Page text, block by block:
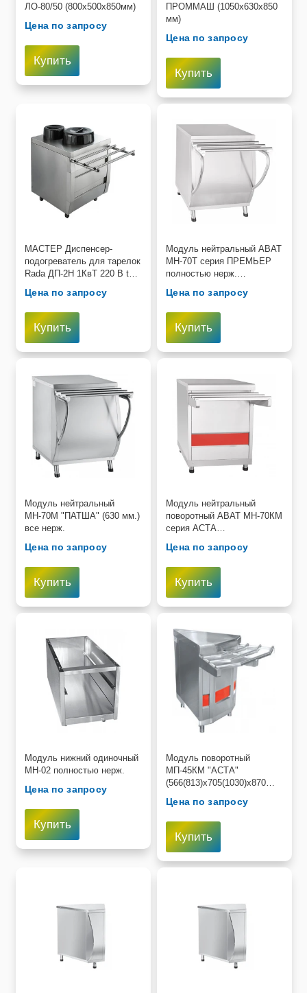
ЛО-80/50 (800х500х850мм)
Цена по запросу
Купить
ПРОММАШ (1050х630х850
мм)
Цена по запросу
Купить
МАСТЕР Диспенсер-
подогреватель для тарелок
Rada ДП-2Н 1КвТ 220 В t
40-50 шт. тарелок) 650 х
705 х 870 мм
Цена по запросу
Купить
Модуль нейтральный ABAT
МН-70Т серия ПРЕМЬЕР
полностью нерж.
Цена по запросу
Купить
Модуль нейтральный
МН-70М "ПАТША" (630 мм.)
все нерж.
Цена по запросу
Купить
Модуль нейтральный
поворотный ABAT МН-70КМ
серия АСТА
полн. нерж.)
Цена по запросу
Купить
Модуль нижний одиночный
МН-02 полностью нерж.
Цена по запросу
Купить
Модуль поворотный
МП-45КМ "АСТА"
(566(813)x705(1030)x870
направляющ.)
Цена по запросу
Купить